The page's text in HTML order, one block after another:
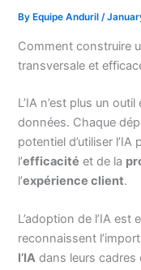
By Equipe Anduril/
Comment construire
transversale et
L’IA n’est plus un
données. Chaque
potentiel d’utiliser l’IA
l’efficacité et de la
l’expérience client.
L’adoption de l’IA
reconnaissent
l’IA dans leurs cadres